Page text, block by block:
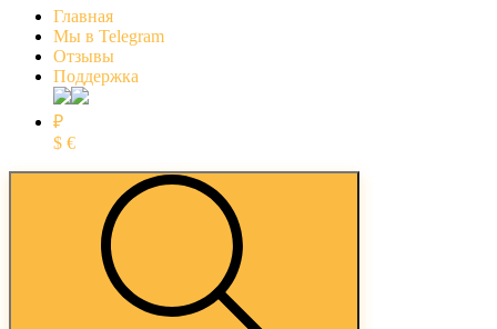
Главная
Мы в Telegram
Отзывы
Поддержка
₽
$ €